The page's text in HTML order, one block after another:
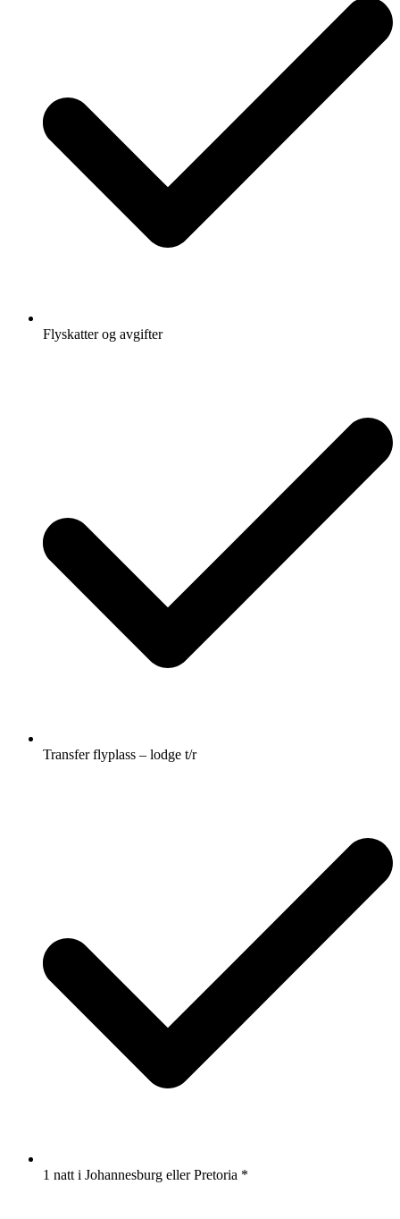
Flyskatter og avgifter
Transfer flyplass – lodge t/r
1 natt i Johannesburg eller Pretoria *